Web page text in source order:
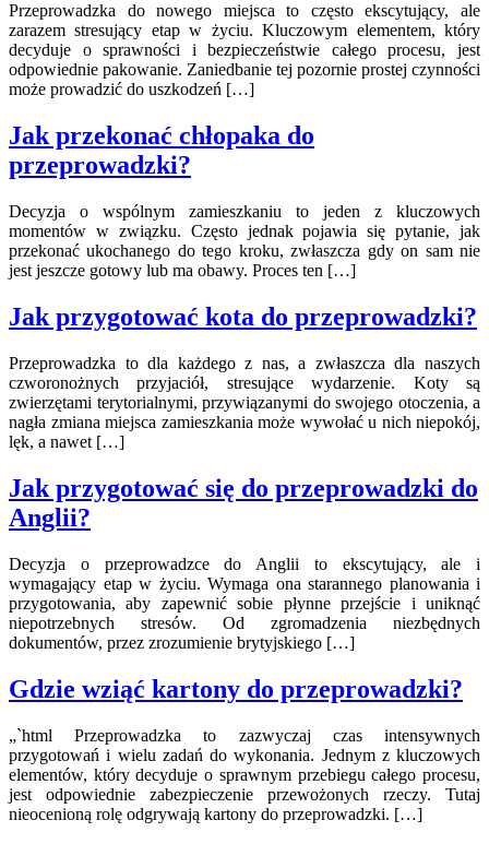
Przeprowadzka do nowego miejsca to często ekscytujący, ale
zarazem stresujący etap w życiu. Kluczowym elementem, który
decyduje o sprawności i bezpieczeństwie całego procesu, jest
odpowiednie pakowanie. Zaniedbanie tej pozornie prostej czynności
może prowadzić do uszkodzeń […]
Jak przekonać chłopaka do
przeprowadzki?
Decyzja o wspólnym zamieszkaniu to jeden z kluczowych
momentów w związku. Często jednak pojawia się pytanie, jak
przekonać ukochanego do tego kroku, zwłaszcza gdy on sam nie
jest jeszcze gotowy lub ma obawy. Proces ten […]
Jak przygotować kota do przeprowadzki?
Przeprowadzka to dla każdego z nas, a zwłaszcza dla naszych
czworonożnych przyjaciół, stresujące wydarzenie. Koty są
zwierzętami terytorialnymi, przywiązanymi do swojego otoczenia, a
nagła zmiana miejsca zamieszkania może wywołać u nich niepokój,
lęk, a nawet […]
Jak przygotować się do przeprowadzki do
Anglii?
Decyzja o przeprowadzce do Anglii to ekscytujący, ale i
wymagający etap w życiu. Wymaga ona starannego planowania i
przygotowania, aby zapewnić sobie płynne przejście i uniknąć
niepotrzebnych stresów. Od zgromadzenia niezbędnych
dokumentów, przez zrozumienie brytyjskiego […]
Gdzie wziąć kartony do przeprowadzki?
„`html Przeprowadzka to zazwyczaj czas intensywnych
przygotowań i wielu zadań do wykonania. Jednym z kluczowych
elementów, który decyduje o sprawnym przebiegu całego procesu,
jest odpowiednie zabezpieczenie przewożonych rzeczy. Tutaj
nieocenioną rolę odgrywają kartony do przeprowadzki. […]